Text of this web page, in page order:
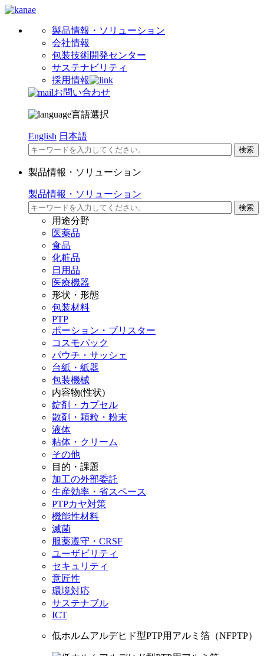
製品情報・ソリューション
会社情報
包装技術開発センター
サステナビリティ
採用情報
お問い合わせ
言語選択
English 日本語
製品情報・ソリューション
製品情報・ソリューション
用途分野
医薬品
食品
化粧品
日用品
医療機器
形状・形態
包装材料
PTP
ポーション・ブリスター
コスモパック
パウチ・サッシェ
台紙・紙器
包装機械
内容物(性状)
錠剤・カプセル
散剤・顆粒・粉末
液体
粘体・クリーム
その他
目的・課題
加工の外部委託
生産効率・省スペース
PTPカヤ対策
機能性材料
滅菌
服薬遵守・CRSF
ユーザビリティ
セキュリティ
意匠性
環境対応
サステナブル
ICT
低ホルムアルデヒド型PTP用アルミ箔（NFPTP）